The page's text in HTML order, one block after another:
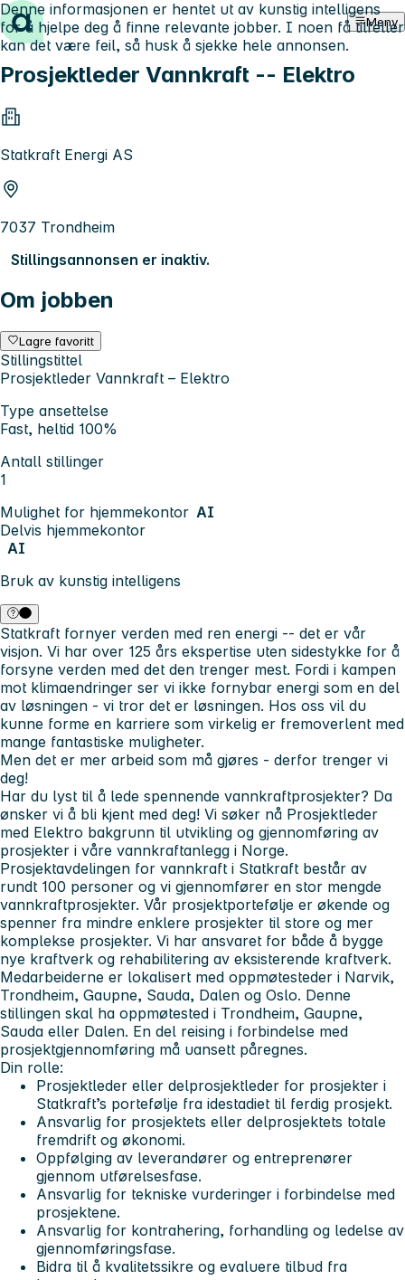
Hopp til innhold Meny
Prosjektleder Vannkraft -- Elektro
Statkraft Energi AS
7037 Trondheim
Stillingsannonsen er inaktiv.
Om jobben
Lagre favoritt
Stillingstittel
Prosjektleder Vannkraft – Elektro
Type ansettelse
Fast, heltid 100%
Antall stillinger
1
Mulighet for hjemmekontor AI
Delvis hjemmekontor
AI
Bruk av kunstig intelligens
Denne informasjonen er hentet ut av kunstig intelligens
for å hjelpe deg å finne relevante jobber. I noen få tilfeller
kan det være feil, så husk å sjekke hele annonsen.
Statkraft fornyer verden med ren energi -- det er vår
visjon. Vi har over 125 års ekspertise uten sidestykke for å
forsyne verden med det den trenger mest. Fordi i kampen
mot klimaendringer ser vi ikke fornybar energi som en del
av løsningen - vi tror det er løsningen. Hos oss vil du
kunne forme en karriere som virkelig er fremoverlent med
mange fantastiske muligheter.
Men det er mer arbeid som må gjøres - derfor trenger vi
deg!
Har du lyst til å lede spennende vannkraftprosjekter? Da
ønsker vi å bli kjent med deg! Vi søker nå Prosjektleder
med Elektro bakgrunn til utvikling og gjennomføring av
prosjekter i våre vannkraftanlegg i Norge.
Prosjektavdelingen for vannkraft i Statkraft består av
rundt 100 personer og vi gjennomfører en stor mengde
vannkraftprosjekter. Vår prosjektportefølje er økende og
spenner fra mindre enklere prosjekter til store og mer
komplekse prosjekter. Vi har ansvaret for både å bygge
nye kraftverk og rehabilitering av eksisterende kraftverk.
Medarbeiderne er lokalisert med oppmøtesteder i Narvik,
Trondheim, Gaupne, Sauda, Dalen og Oslo. Denne
stillingen skal ha oppmøtested i Trondheim, Gaupne,
Sauda eller Dalen. En del reising i forbindelse med
prosjektgjennomføring må uansett påregnes.
Din rolle:
Prosjektleder eller delprosjektleder for prosjekter i
Statkraft’s portefølje fra idestadiet til ferdig prosjekt.
Ansvarlig for prosjektets eller delprosjektets totale
fremdrift og økonomi.
Oppfølging av leverandører og entreprenører
gjennom utførelsesfase.
Ansvarlig for tekniske vurderinger i forbindelse med
prosjektene.
Ansvarlig for kontrahering, forhandling og ledelse av
gjennomføringsfase.
Bidra til å kvalitetssikre og evaluere tilbud fra